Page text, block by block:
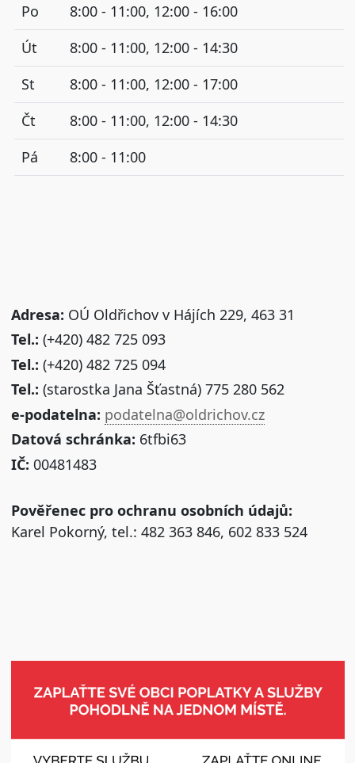
Po
8:00 - 11:00, 12:00 - 16:00
Út
8:00 - 11:00, 12:00 - 14:30
St
8:00 - 11:00, 12:00 - 17:00
Čt
8:00 - 11:00, 12:00 - 14:30
Pá
8:00 - 11:00
Adresa: OÚ Oldřichov v Hájích 229, 463 31
Tel.: (+420) 482 725 093
Tel.: (+420) 482 725 094
Tel.: (starostka Jana Šťastná) 775 280 562
e-podatelna: podatelna@oldrichov.cz
Datová schránka: 6tfbi63
IČ: 00481483
Pověřenec pro ochranu osobních údajů:
Karel Pokorný, tel.: 482 363 846, 602 833 524